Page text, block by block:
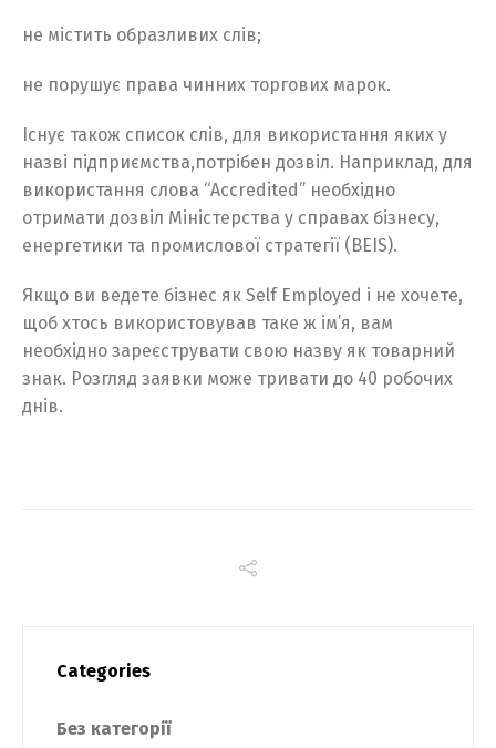
не містить образливих слів;
не порушує права чинних торгових марок.
Існує також список слів, для використання яких у
назві підприємства,потрібен дозвіл. Наприклад, для
використання слова “Accredited” необхідно
отримати дозвіл Міністерства у справах бізнесу,
енергетики та промислової стратегії (BEIS).
Якщо ви ведете бізнес як Self Employed і не хочете,
щоб хтось використовував таке ж ім’я, вам
необхідно зареєструвати свою назву як товарний
знак. Розгляд заявки може тривати до 40 робочих
днів.
Categories
Без категорії